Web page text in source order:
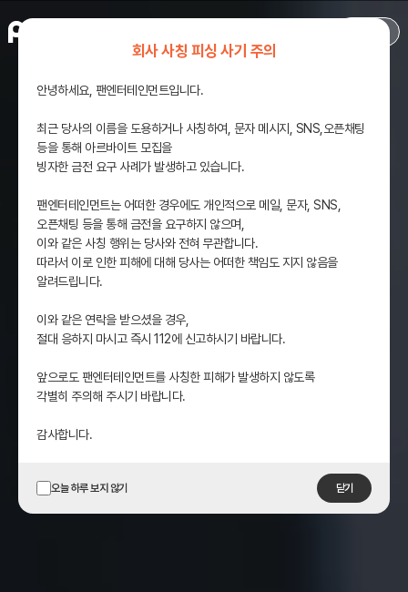
회사 사칭 피싱 사기 주의
안녕하세요, 팬엔터테인먼트입니다.
최근 당사의 이름을 도용하거나 사칭하여, 문자 메시지, SNS,오픈채팅
등을 통해 아르바이트 모집을
빙자한 금전 요구 사례가 발생하고 있습니다.
팬엔터테인먼트는 어떠한 경우에도 개인적으로 메일, 문자, SNS,
오픈채팅 등을 통해 금전을 요구하지 않으며,
이와 같은 사칭 행위는 당사와 전혀 무관합니다.
따라서 이로 인한 피해에 대해 당사는 어떠한 책임도 지지 않음을
알려드립니다.
이와 같은 연락을 받으셨을 경우,
절대 응하지 마시고 즉시 112에 신고하시기 바랍니다.
앞으로도 팬엔터테인먼트를 사칭한 피해가 발생하지 않도록
각별히 주의해 주시기 바랍니다.
감사합니다.
오늘 하루 보지 않기 닫기